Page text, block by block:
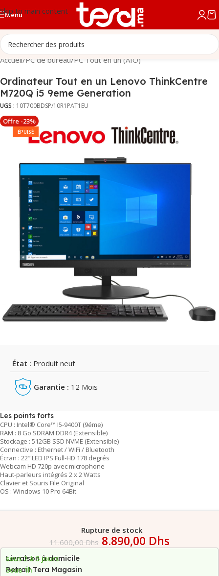
Skip to main content
Menu
Accueil/PC de bureau/PC Tout en un (AIO)
Ordinateur Tout en un Lenovo ThinkCentre
M720Q i5 9eme Generation
UGS : 10T700BDSP/10R1PAT1EU
Offre -23%
ÉPUISÉ
État : Produit neuf
Garantie : 12 Mois
Les points forts
CPU : Intel® Core™ I5-9400T (9éme)
RAM : 8 Go SDRAM DDR4 (Extensible)
Stockage : 512GB SSD NVME (Extensible)
Connective : Ethernet / WiFi / Bluetooth
Écran : 22″ LED IPS Full-HD 178 degrés
Webcam HD 720p avec microphone
Haut-parleurs intégrés 2 x 2 Watts
Clavier et Souris File Original
OS : Windows 10 Pro 64Bit
Rupture de stock
11.600,00Dhs 8.890,00 Dhs
Livraison à domicile
sous 2 à 5 jours
Retrait Tera Magasin
Sous 1h